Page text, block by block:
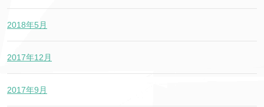
2018年5月
2017年12月
2017年9月